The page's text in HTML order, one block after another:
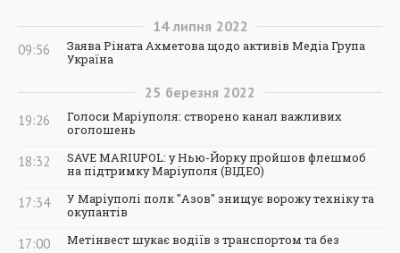
14 липня 2022
09:56
Заява Ріната Ахметова щодо активів Медіа Група
Україна
25 березня 2022
19:26
Голоси Маріуполя: створено канал важливих
оголошень
18:32
SAVE MARIUPOL: у Нью-Йорку пройшов флешмоб
на підтримку Маріуполя (ВІДЕО)
17:34
У Маріуполі полк "Азов" знищує ворожу техніку та
окупантів
17:00 Метінвест шукає водіїв з транспортом та без